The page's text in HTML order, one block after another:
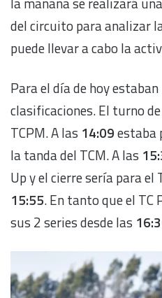
del circuito para analizar
puede llevar a cabo la
Para el día de hoy
clasificaciones. El turno
TCPM. A las 14:09estaba
la tanda del TCM. A las
Up y el cierre sería para el
15:55. En tanto que el
sus 2 series desde las